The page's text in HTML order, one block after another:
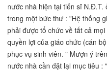
nước nhà hiện tại tiến sĩ N.Đ.T.
trong một bức thư : "Hệ thống
phải được tổ chức về tất cả
quyền lợi của giáo chức (cán
phục vụ sinh viên. " Mượn ý
nước nhà cần đặt lại mục tiêu :